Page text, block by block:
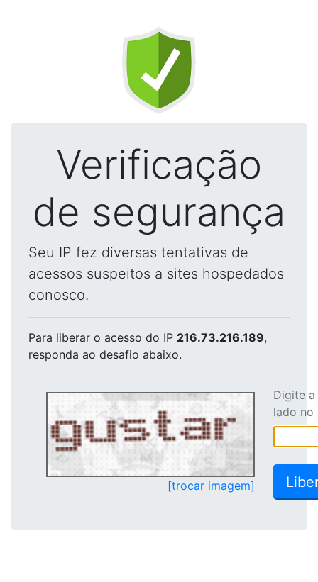
Verificação
de segurança
Seu IP fez diversas tentativas de
acessos suspeitos a sites hospedados
conosco.
Para liberar o acesso do IP 216.73.216.189,
responda ao desafio abaixo.
[trocar imagem]
Digite
lado no